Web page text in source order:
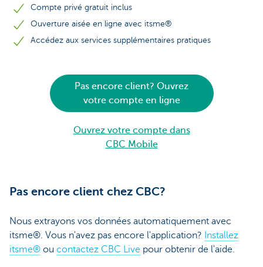
Compte privé gratuit inclus
Ouverture aisée en ligne avec itsme®
Accédez aux services supplémentaires pratiques
Pas encore client? Ouvrez
votre compte en ligne
Ouvrez votre compte dans
CBC Mobile
Pas encore client chez CBC?
Nous extrayons vos données automatiquement avec
itsme®. Vous n'avez pas encore l'application? Installez
itsme® ou contactez CBC Live pour obtenir de l'aide.